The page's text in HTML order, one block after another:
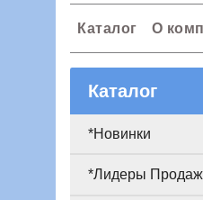
Каталог О
Каталог
*Новинки
*Лидеры Продаж